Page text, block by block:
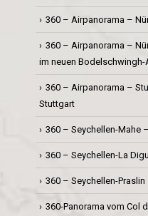
360 – Airpanorama –
360 – Airpanorama –
im neuen Bodelschwingh-
360 – Airpanorama –
Stuttgart
360 – Seychellen-Mahe
360 – Seychellen-La
360 – Seychellen-
360-Panorama vom Col